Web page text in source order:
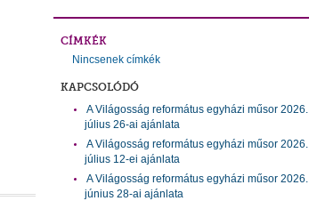
CÍMKÉK
Nincsenek címkék
KAPCSOLÓDÓ
A Világosság református egyházi műsor 2026.
július 26-ai ajánlata
A Világosság református egyházi műsor 2026.
július 12-ei ajánlata
A Világosság református egyházi műsor 2026.
június 28-ai ajánlata